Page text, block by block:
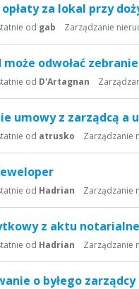
za lokal przy
od gab Zarządzanie
może odwołać
od D'Artagnan
umowy z zarządcą a
od atrusko Zarządzanie
od Hadrian Zarządzanie
z aktu
od Hadrian Zarządzanie
o byłego zarządcy